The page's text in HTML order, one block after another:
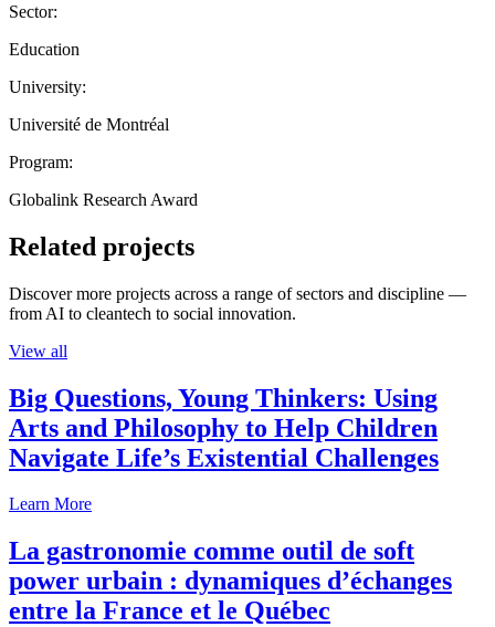
Sector:
Education
University:
Université de Montréal
Program:
Globalink Research Award
Related projects
Discover more projects across a range of sectors and discipline —
from AI to cleantech to social innovation.
View all
Big Questions, Young Thinkers: Using
Arts and Philosophy to Help Children
Navigate Life’s Existential Challenges
Learn More
La gastronomie comme outil de soft
power urbain : dynamiques d’échanges
entre la France et le Québec